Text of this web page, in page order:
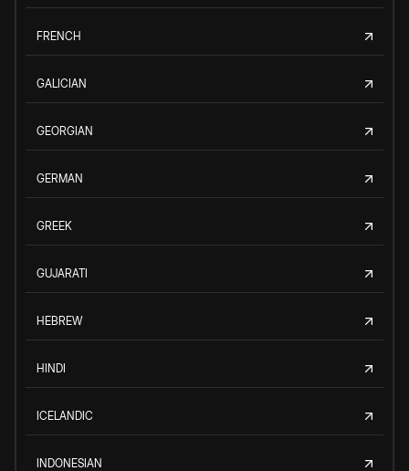
FRENCH
GALICIAN
GEORGIAN
GERMAN
GREEK
GUJARATI
HEBREW
HINDI
ICELANDIC
INDONESIAN